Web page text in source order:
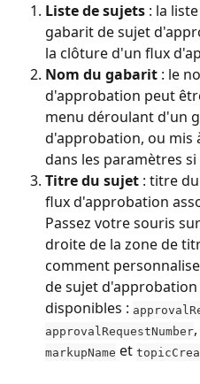
Liste de sujets : la
gabarit de sujet
la clôture d'un flux
Nom du gabarit : le
d'approbation peut
menu déroulant d'un
d'approbation, ou
dans les paramètres si
Titre du sujet : titre
flux d'approbation
Passez votre souris
droite de la zone de
comment
de sujet d'approbation
disponibles :
approvalRequestNumber,
markupName et